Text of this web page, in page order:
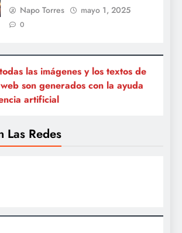
Napo Torres mayo 1, 2025
0
las imágenes y los textos de
son generados con la ayuda
artificial
Las Redes